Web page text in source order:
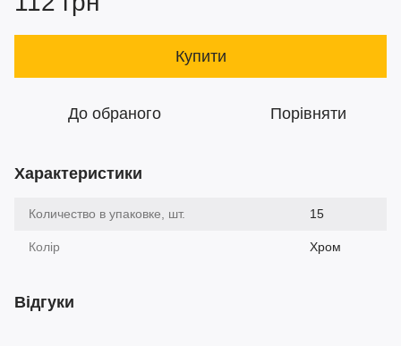
Купити
До обраного Порівняти
Характеристики
Количество в упаковке, шт. 15
Колір Хром
Відгуки